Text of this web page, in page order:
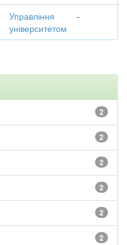
Управління
університетом
-
2
2
2
2
2
2